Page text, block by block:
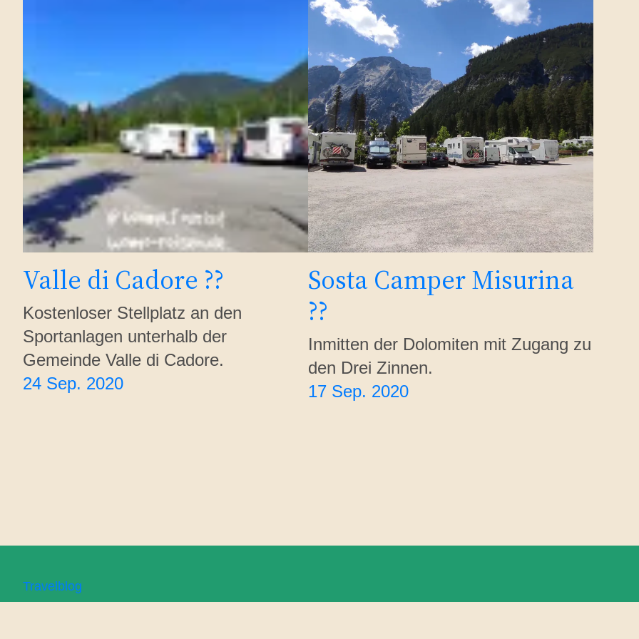
Valle di Cadore ??
Kostenloser Stellplatz an den
Sportanlagen unterhalb der
Gemeinde Valle di Cadore.
24 Sep. 2020
Sosta Camper Misurina
??
Inmitten der Dolomiten mit Zugang zu
den Drei Zinnen.
17 Sep. 2020
Travelblog